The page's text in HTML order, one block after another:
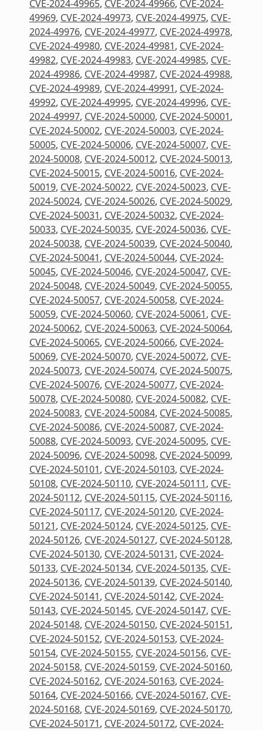
CVE-2024-49965, CVE-2024-49966, CVE-2024-
49969, CVE-2024-49973, CVE-2024-49975, CVE-
2024-49976, CVE-2024-49977, CVE-2024-49978,
CVE-2024-49980, CVE-2024-49981, CVE-2024-
49982, CVE-2024-49983, CVE-2024-49985, CVE-
2024-49986, CVE-2024-49987, CVE-2024-49988,
CVE-2024-49989, CVE-2024-49991, CVE-2024-
49992, CVE-2024-49995, CVE-2024-49996, CVE-
2024-49997, CVE-2024-50000, CVE-2024-50001,
CVE-2024-50002, CVE-2024-50003, CVE-2024-
50005, CVE-2024-50006, CVE-2024-50007, CVE-
2024-50008, CVE-2024-50012, CVE-2024-50013,
CVE-2024-50015, CVE-2024-50016, CVE-2024-
50019, CVE-2024-50022, CVE-2024-50023, CVE-
2024-50024, CVE-2024-50026, CVE-2024-50029,
CVE-2024-50031, CVE-2024-50032, CVE-2024-
50033, CVE-2024-50035, CVE-2024-50036, CVE-
2024-50038, CVE-2024-50039, CVE-2024-50040,
CVE-2024-50041, CVE-2024-50044, CVE-2024-
50045, CVE-2024-50046, CVE-2024-50047, CVE-
2024-50048, CVE-2024-50049, CVE-2024-50055,
CVE-2024-50057, CVE-2024-50058, CVE-2024-
50059, CVE-2024-50060, CVE-2024-50061, CVE-
2024-50062, CVE-2024-50063, CVE-2024-50064,
CVE-2024-50065, CVE-2024-50066, CVE-2024-
50069, CVE-2024-50070, CVE-2024-50072, CVE-
2024-50073, CVE-2024-50074, CVE-2024-50075,
CVE-2024-50076, CVE-2024-50077, CVE-2024-
50078, CVE-2024-50080, CVE-2024-50082, CVE-
2024-50083, CVE-2024-50084, CVE-2024-50085,
CVE-2024-50086, CVE-2024-50087, CVE-2024-
50088, CVE-2024-50093, CVE-2024-50095, CVE-
2024-50096, CVE-2024-50098, CVE-2024-50099,
CVE-2024-50101, CVE-2024-50103, CVE-2024-
50108, CVE-2024-50110, CVE-2024-50111, CVE-
2024-50112, CVE-2024-50115, CVE-2024-50116,
CVE-2024-50117, CVE-2024-50120, CVE-2024-
50121, CVE-2024-50124, CVE-2024-50125, CVE-
2024-50126, CVE-2024-50127, CVE-2024-50128,
CVE-2024-50130, CVE-2024-50131, CVE-2024-
50133, CVE-2024-50134, CVE-2024-50135, CVE-
2024-50136, CVE-2024-50139, CVE-2024-50140,
CVE-2024-50141, CVE-2024-50142, CVE-2024-
50143, CVE-2024-50145, CVE-2024-50147, CVE-
2024-50148, CVE-2024-50150, CVE-2024-50151,
CVE-2024-50152, CVE-2024-50153, CVE-2024-
50154, CVE-2024-50155, CVE-2024-50156, CVE-
2024-50158, CVE-2024-50159, CVE-2024-50160,
CVE-2024-50162, CVE-2024-50163, CVE-2024-
50164, CVE-2024-50166, CVE-2024-50167, CVE-
2024-50168, CVE-2024-50169, CVE-2024-50170,
CVE-2024-50171, CVE-2024-50172, CVE-2024-